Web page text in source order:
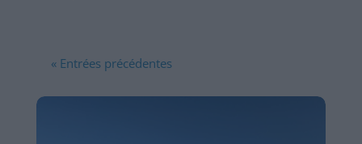
« Entrées précédentes